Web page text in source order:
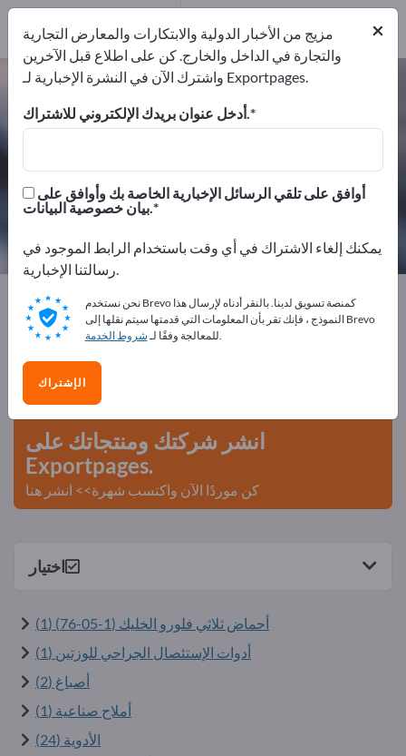
المواد الكيميائية والصيدلانية – اعثر على
الشركات المصنعة والموردين
موزعون
موزعون10
من مقدمي الخدمات2
Exportpages المواد الكيميائية والصيدلانية
أعلن مجانًا على Exportpages!
الاحتياجات – العروض – السلع المستعملة – جهات الاتصال
التجارية >> ابدأ من هنا
انشر شركتك ومنتجاتك على
Exportpages.
كن موردًا الآن واكتسب شهرة>> انشر هنا
اختيار
أحماض ثلاثي فلورو الخليك (76-05-1
) (1)
أدوات الإستئصال الجراحي للوزتين (1)
أصباغ (2)
أملاح صناعية (1)
الأدوية (24)
×
مزيج من الأخبار الدولية والابتكارات والمعارض التجارية
والتجارة في الداخل والخارج. كن على اطلاع قبل الآخرين
واشترك الآن في النشرة الإخبارية لـ Exportpages.
أدخل عنوان بريدك الإلكتروني للاشتراك.
بيان خصوصية البيانات.
يمكنك إلغاء الاشتراك في أي وقت باستخدام الرابط الموجود في
رسالتنا الإخبارية.
نحن نستخدم Brevo كمنصة تسويق لدينا. بالنقر أدناه لإرسال هذا
النموذج ، فإنك تقر بأن المعلومات التي قدمتها سيتم نقلها إلى Brevo
للمعالجة وفقًا لـشروط الخدمة .
الإشتراك